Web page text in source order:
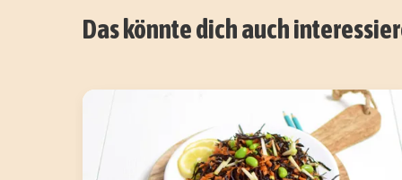
Das könnte dich auch